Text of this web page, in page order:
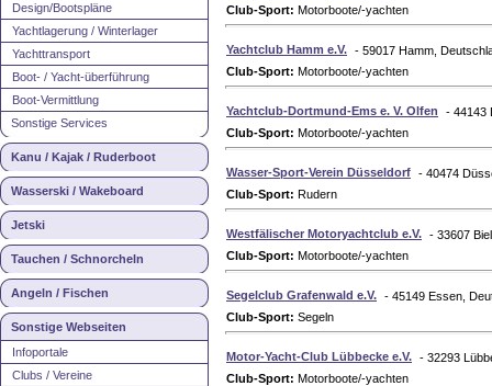
Design/Bootspläne
Yachtlagerung / Winterlager
Yachttransport
Boot- / Yacht-überführung
Boot-Vermittlung
Sonstige Services
Kanu / Kajak / Ruderboot
Wasserski / Wakeboard
Jetski
Tauchen / Schnorcheln
Angeln / Fischen
Sonstige Webseiten
Infoportale
Clubs / Vereine
Club-Sport: Motorboote/-yachten
Yachtclub Hamm e.V. - 59017 Hamm,
Club-Sport: Motorboote/-yachten
Yachtclub-Dortmund-Ems e. V. Olfen
- 44143
Club-Sport: Motorboote/-yachten
Wasser-Sport-Verein Düsseldorf - 40474
Club-Sport: Rudern
Westfälischer Motoryachtclub e.V. - 33607
Club-Sport: Motorboote/-yachten
Segelclub Grafenwald e.V. - 45149 Essen,
Club-Sport: Segeln
Motor-Yacht-Club Lübbecke e.V. - 32293
Club-Sport: Motorboote/-yachten